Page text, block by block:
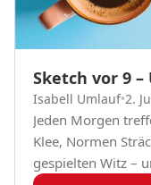
Sketch vor 9
Isabell Umlauf•2.
Jeden Morgen
Klee, Normen
gespielten Witz –